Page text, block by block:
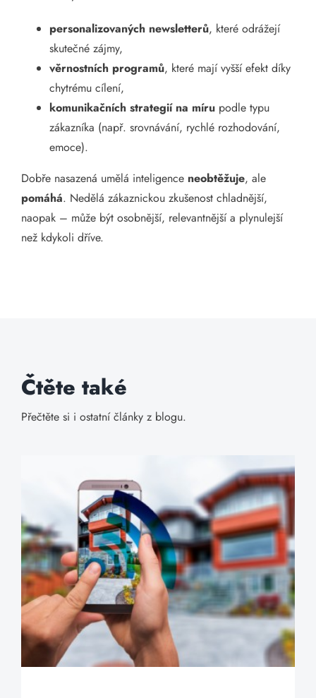
personalizovaných newsletterů, které odrážejí
skutečné zájmy,
věrnostních programů, které mají vyšší efekt díky
chytrému cílení,
komunikačních strategií na míru podle typu
zákazníka (např. srovnávání, rychlé rozhodování,
emoce).
Dobře nasazená umělá inteligence neobtěžuje, ale
pomáhá. Nedělá zákaznickou zkušenost chladnější,
naopak – může být osobnější, relevantnější a plynulejší
než kdykoli dříve.
Čtěte také
Přečtěte si i ostatní články z blogu.